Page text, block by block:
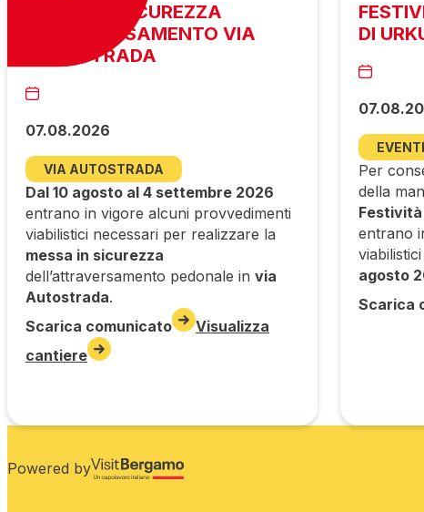
MESSA IN SICUREZZA
ATTRAVERSAMENTO VIA
AUTOSTRADA
07.08.2026
VIA AUTOSTRADA
Dal 10 agosto al 4 settembre 2026
entrano in vigore alcuni provvedimenti
viabilistici necessari per realizzare la
messa in sicurezza
dell’attraversamento pedonale in via
Autostrada.
Scarica comunicato
Visualizza
cantiere
DI
EVENTI
Per
della
Festività
entrano
agosto
Scarica
Powered by